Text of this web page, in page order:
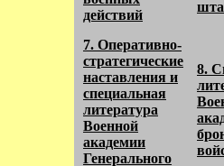
действий
7. Оперативно-
стратегические
наставления и
специальная
литература
Военной
академии
Генерального
8.